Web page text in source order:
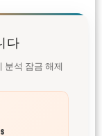
다
분석 잠금 해제
25P